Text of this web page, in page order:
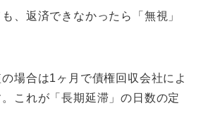
、返済できなかったら「無視」
場合は1ヶ月で債権回収会社によ
これが「長期延滞」の日数の定